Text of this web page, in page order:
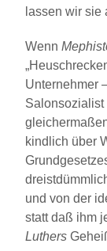
lassen wir sie
Wenn
Unternehmer
Salonsozialist
kindlich über
und von der
statt daß ihm
Luthers